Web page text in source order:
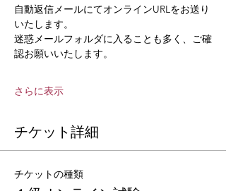
自動返信メールにてオンラインURLをお送り
いたします。
迷惑メールフォルダに入ることも多く、ご確
認お願いいたします。
さらに表示
チケット詳細
チケットの種類